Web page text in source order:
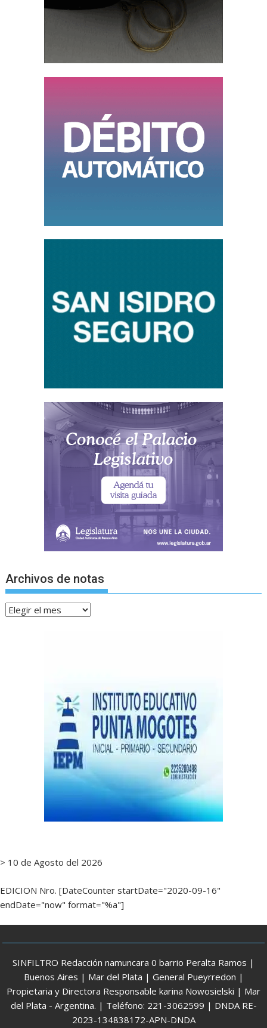
Archivos de notas
Archivos
> 10 de Agosto del 2026
EDICION Nro. [DateCounter startDate="2020-09-16"
endDate="now" format="%a"]
SINFILTRO Redacción namuncara 0 barrio Peralta Ramos |
Buenos Aires | Mar del Plata | General Pueyrredon |
Propietaria y Directora Responsable karina Nowosielski | Mar
del Plata - Argentina. | Teléfono: 221-3062599 | DNDA RE-
2023-134838172-APN-DNDA